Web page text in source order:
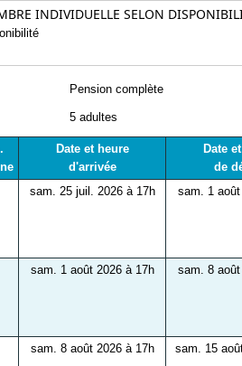
INDIVIDUELLE SELON
Pension complète
5 adultes
Date et heure
d'arrivée
Date
de
sam. 25 juil. 2026 à 17h sam. 1
sam. 1 août 2026 à 17h sam. 8
sam. 8 août 2026 à 17h sam. 15